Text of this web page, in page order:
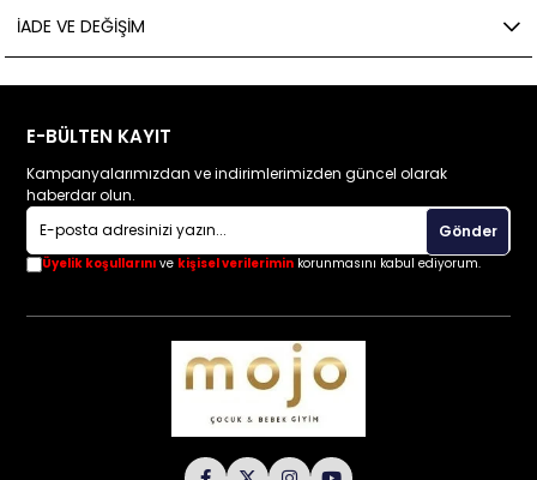
İADE VE DEĞIŞIM
E-BÜLTEN KAYIT
Kampanyalarımızdan ve indirimlerimizden güncel olarak
haberdar olun.
Gönder
Üyelik koşullarını ve kişisel verilerimin korunmasını kabul ediyorum.